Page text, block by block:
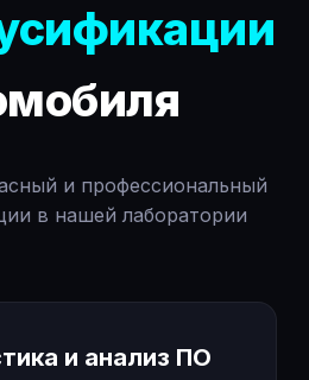
и профессиональный
в нашей лаборатории
и анализ ПО